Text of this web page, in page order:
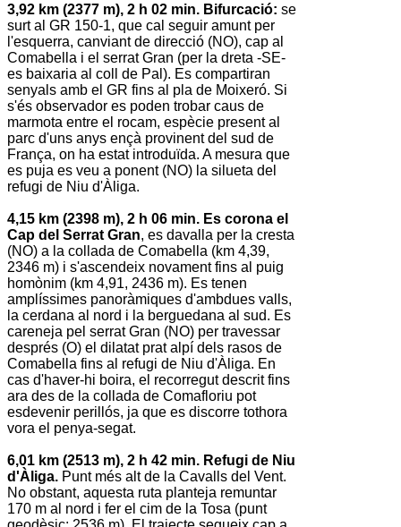
3,92 km (2377 m), 2 h 02 min. Bifurcació: se
surt al GR 150-1, que cal seguir amunt per
l'esquerra, canviant de direcció (NO), cap al
Comabella i el serrat Gran (per la dreta -SE-
es baixaria al coll de Pal). Es compartiran
senyals amb el GR fins al pla de Moixeró. Si
s'és observador es poden trobar caus de
marmota entre el rocam, espècie present al
parc d'uns anys ençà provinent del sud de
França, on ha estat introduïda. A mesura que
es puja es veu a ponent (NO) la silueta del
refugi de Niu d'Àliga.
4,15 km (2398 m), 2 h 06 min. Es corona el
Cap del Serrat Gran, es davalla per la cresta
(NO) a la collada de Comabella (km 4,39,
2346 m) i s'ascendeix novament fins al puig
homònim (km 4,91, 2436 m). Es tenen
amplíssimes panoràmiques d'ambdues valls,
la cerdana al nord i la berguedana al sud. Es
careneja pel serrat Gran (NO) per travessar
després (O) el dilatat prat alpí dels rasos de
Comabella fins al refugi de Niu d'Àliga. En
cas d'haver-hi boira, el recorregut descrit fins
ara des de la collada de Comafloriu pot
esdevenir perillós, ja que es discorre tothora
vora el penya-segat.
6,01 km (2513 m), 2 h 42 min. Refugi de Niu
d'Àliga. Punt més alt de la Cavalls del Vent.
No obstant, aquesta ruta planteja remuntar
170 m al nord i fer el cim de la Tosa (punt